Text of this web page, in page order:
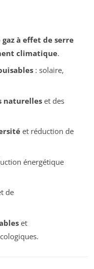
à effet de serre
climatique.
: solaire,
naturelleset des
et réduction de
énergétique
de
et